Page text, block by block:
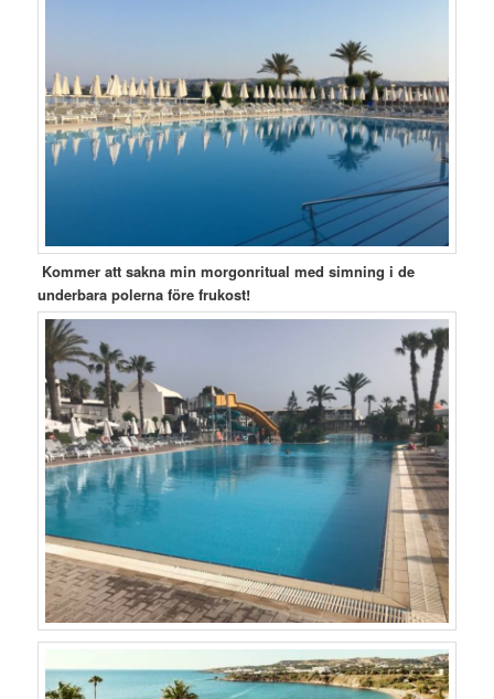
Kommer att sakna min morgonritual med simning i de
underbara polerna före frukost!